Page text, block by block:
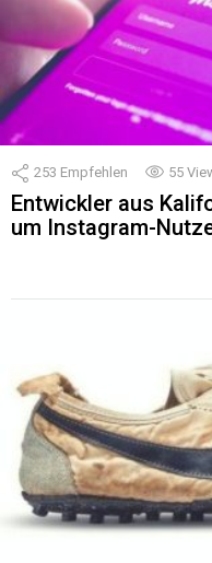
253 Empfehlen 55
Entwickler aus
um Instagram-